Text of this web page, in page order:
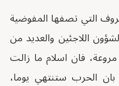
التي تصفها المفوضية
اللاجئين والعديد من
مروعة، فان اسلام ما زالت
الحرب ستنتهي يوما،